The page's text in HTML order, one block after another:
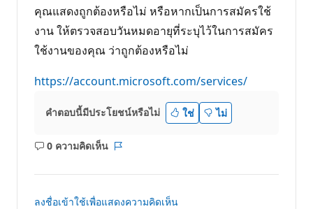
คุณแสดงถูกต้องหรือไม่ หรือหากเป็นการสมัครใช้
งาน ให้ตรวจสอบวันหมดอายุที่ระบุไว้ในการสมัคร
ใช้งานของคุณ ว่าถูกต้องหรือไม่
https://account.microsoft.com/services/
คำตอบนี้มีประโยชน์หรือไม่ ใช่ ไม่
0 ความคิดเห็น
ไม่มี
ลงชื่อเข้าใช้เพื่อแสดงความคิดเห็น